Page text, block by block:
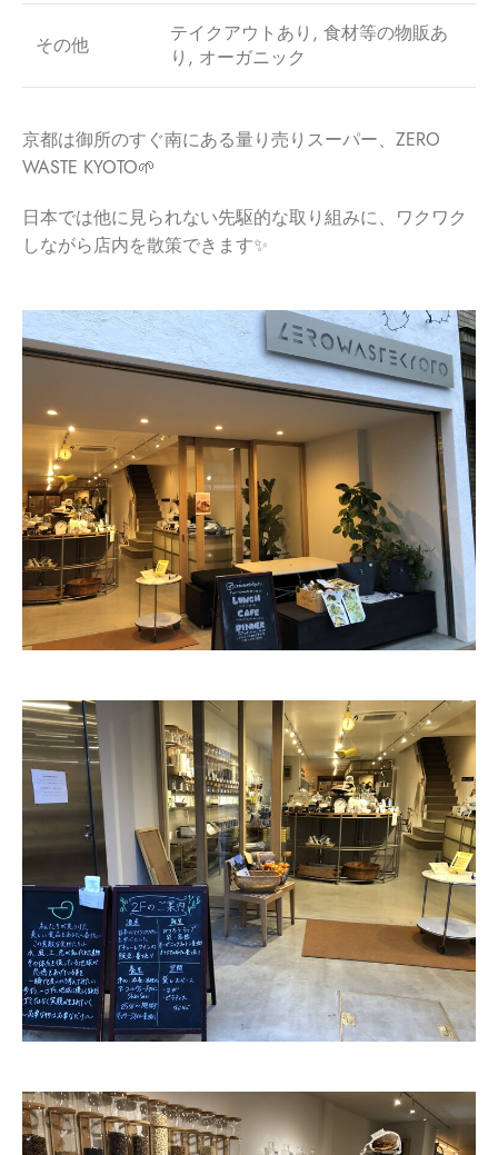
その他
テイクアウトあり, 食材等の物販あ
り, オーガニック
京都は御所のすぐ南にある量り売りスーパー、ZERO
WASTE KYOTO🌱
日本では他に見られない先駆的な取り組みに、ワクワク
しながら店内を散策できます✨